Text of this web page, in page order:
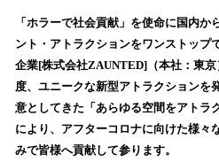
！
数
を
読
込
み
中
「ホラーで社会貢献」を使命に国内か
ント・アトラクションをワンストップ
企業[株式会社ZAUNTED]（本社：東京
度、ユニークな新型アトラクションを
意としてきた「あらゆる空間をアトラ
により、アフターコロナに向けた様々
みで皆様へ貢献して参ります。